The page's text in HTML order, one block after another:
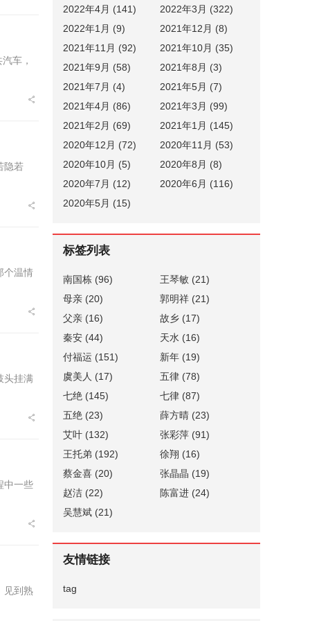
车，
隐若
个温情
头挂满
中一些
见到熟
2022年4月 (141)
2022年3月 (322)
2022年1月 (9)
2021年12月 (8)
2021年11月 (92)
2021年10月 (35)
2021年9月 (58)
2021年8月 (3)
2021年7月 (4)
2021年5月 (7)
2021年4月 (86)
2021年3月 (99)
2021年2月 (69)
2021年1月 (145)
2020年12月 (72)
2020年11月 (53)
2020年10月 (5)
2020年8月 (8)
2020年7月 (12)
2020年6月 (116)
2020年5月 (15)
标签列表
南国栋 (96) 王琴敏 (21)
母亲 (20) 郭明祥 (21)
父亲 (16) 故乡 (17)
秦安 (44) 天水 (16)
付福运 (151) 新年 (19)
虞美人 (17) 五律 (78)
七绝 (145) 七律 (87)
五绝 (23) 薛方晴 (23)
艾叶 (132) 张彩萍 (91)
王托弟 (192) 徐翔 (16)
蔡金喜 (20) 张晶晶 (19)
赵洁 (22) 陈富进 (24)
吴慧斌 (21)
友情链接
tag